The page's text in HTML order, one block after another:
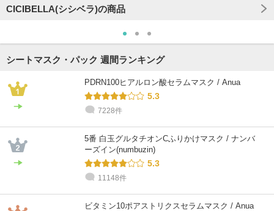
CICIBELLA(シシベラ)の商品
シートマスク・パック 週間ランキング
PDRN100ヒアルロン酸セラムマスク / Anua
5.3
7228件
5番 白玉グルタチオンCふりかけマスク / ナンバ
ーズイン(numbuzin)
5.3
11148件
ビタミン10ポアストリクスセラムマスク / Anua